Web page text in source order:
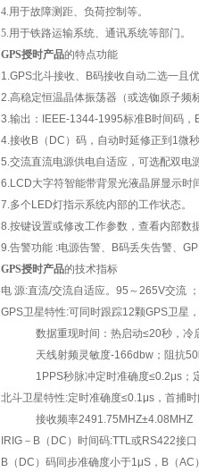
4.用于故障测距、负荷控制等。
5.用于铁路运输系统、通讯系统等部门。
GPS授时产品的特点功能
1.GPS北斗接收、 B码接收自动二选一且
2.高稳定恒温晶体振荡器（或选铷原子频
3.输出： IEEE-1344-1995标准B时间码，
4.接收 B （ DC ）码，自动时延修正到 1微
5.交流直流电源供电自适应，可选配双电
6.LCD大字符智能带背景光液晶屏显示时
7.多个 LED灯指示系统内部的工作状态。
8.按键设置或修改工作参数，查看内部数
9.告警功能 :电源告警、 B码丢失告警、
GPS授时产品的技术指标
电 源:直流/交流自适应。 95 ～265V交流 ；
GPS卫星特性:可同时跟踪12颗GPS卫星
数据重现时间：热启动≤20秒，冷
天线射频灵敏度-166dbw ；阻抗50
1PPS秒脉冲定时准确度≤0.2μs ；
北斗卫星特性:定时准确度≤0.1μs ，首捕
接收频率2491.75MHZ±4.08MHZ
IRIG － B （ DC ）时间码:TTL或RS422接
B （ DC ）码同步准确度小于1μS ， B （AC